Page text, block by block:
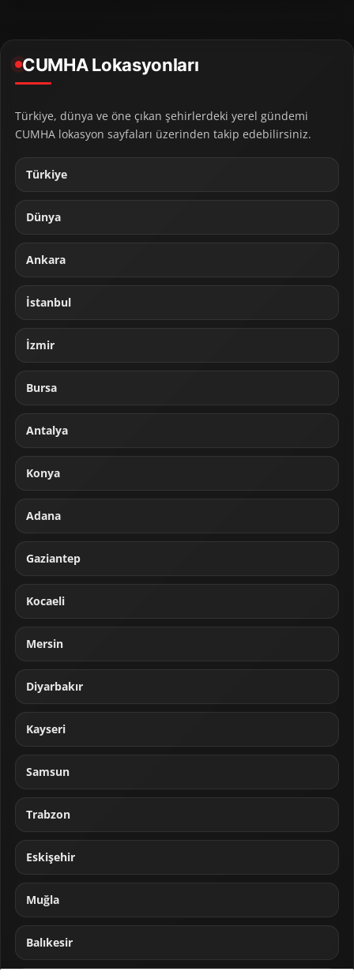
CUMHA Lokasyonları
Türkiye, dünya ve öne çıkan şehirlerdeki yerel gündemi
CUMHA lokasyon sayfaları üzerinden takip edebilirsiniz.
Türkiye
Dünya
Ankara
İstanbul
İzmir
Bursa
Antalya
Konya
Adana
Gaziantep
Kocaeli
Mersin
Diyarbakır
Kayseri
Samsun
Trabzon
Eskişehir
Muğla
Balıkesir